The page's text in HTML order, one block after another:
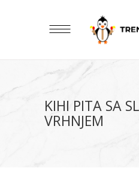
KIHI PITA SA
VRHNJEM